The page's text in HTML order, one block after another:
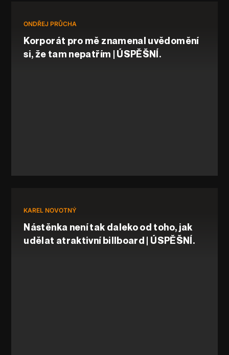
ONDŘEJ PRŮCHA
Korporát pro mě znamenal uvědomění
si, že tam nepatřím | ÚSPĚŠNÍ.
KAREL NOVOTNÝ
Nástěnka není tak daleko od toho, jak
udělat atraktivní billboard | ÚSPĚŠNÍ.